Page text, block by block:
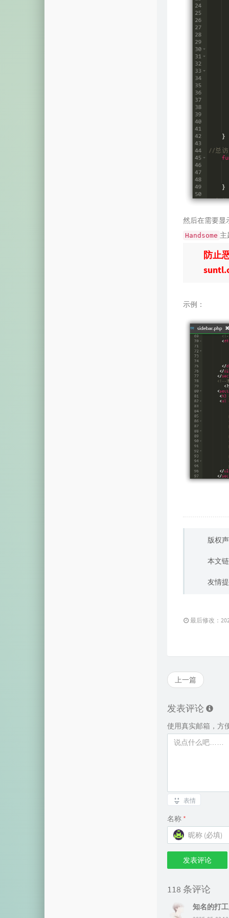
然后在需要显
Handsome 主
防止
示例：
版权
本文
友情
最后修改：
上一篇
发表评论
使用真实邮箱，方
表情
名称 *
发表评论
118 条评论
知名的打